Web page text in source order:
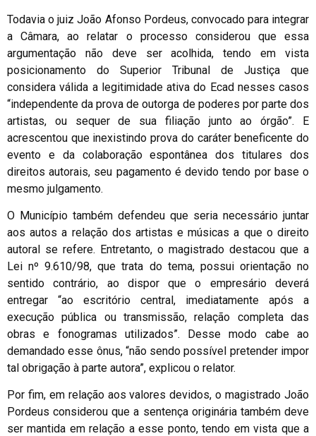
Todavia o juiz João Afonso Pordeus, convocado para integrar
a Câmara, ao relatar o processo considerou que essa
argumentação não deve ser acolhida, tendo em vista
posicionamento do Superior Tribunal de Justiça que
considera válida a legitimidade ativa do Ecad nesses casos
“independente da prova de outorga de poderes por parte dos
artistas, ou sequer de sua filiação junto ao órgão”. E
acrescentou que inexistindo prova do caráter beneficente do
evento e da colaboração espontânea dos titulares dos
direitos autorais, seu pagamento é devido tendo por base o
mesmo julgamento.
O Município também defendeu que seria necessário juntar
aos autos a relação dos artistas e músicas a que o direito
autoral se refere. Entretanto, o magistrado destacou que a
Lei nº 9.610/98, que trata do tema, possui orientação no
sentido contrário, ao dispor que o empresário deverá
entregar “ao escritório central, imediatamente após a
execução pública ou transmissão, relação completa das
obras e fonogramas utilizados”. Desse modo cabe ao
demandado esse ônus, “não sendo possível pretender impor
tal obrigação à parte autora”, explicou o relator.
Por fim, em relação aos valores devidos, o magistrado João
Pordeus considerou que a sentença originária também deve
ser mantida em relação a esse ponto, tendo em vista que a